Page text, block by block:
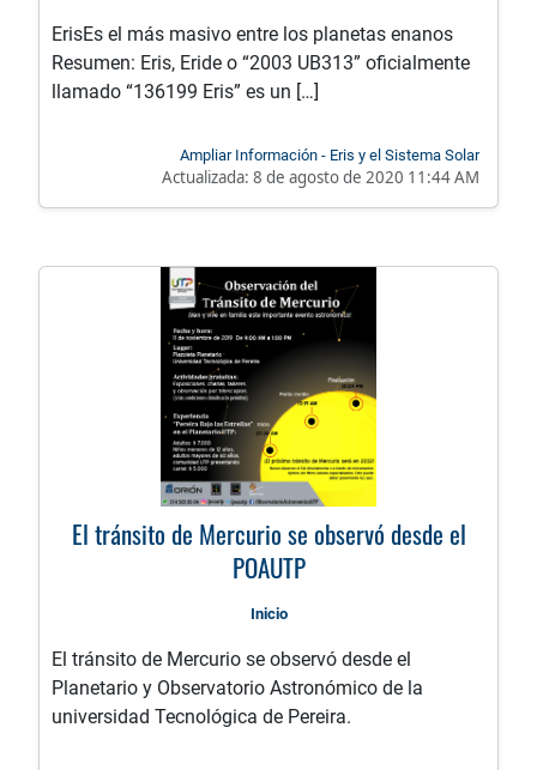
ErisEs el más masivo entre los planetas enanos
Resumen: Eris, Eride o “2003 UB313” oficialmente
llamado “136199 Eris” es un […]
Ampliar Información - Eris y el Sistema Solar
Actualizada: 8 de agosto de 2020 11:44 AM
El tránsito de Mercurio se observó desde el
POAUTP
Inicio
El tránsito de Mercurio se observó desde el
Planetario y Observatorio Astronómico de la
universidad Tecnológica de Pereira.